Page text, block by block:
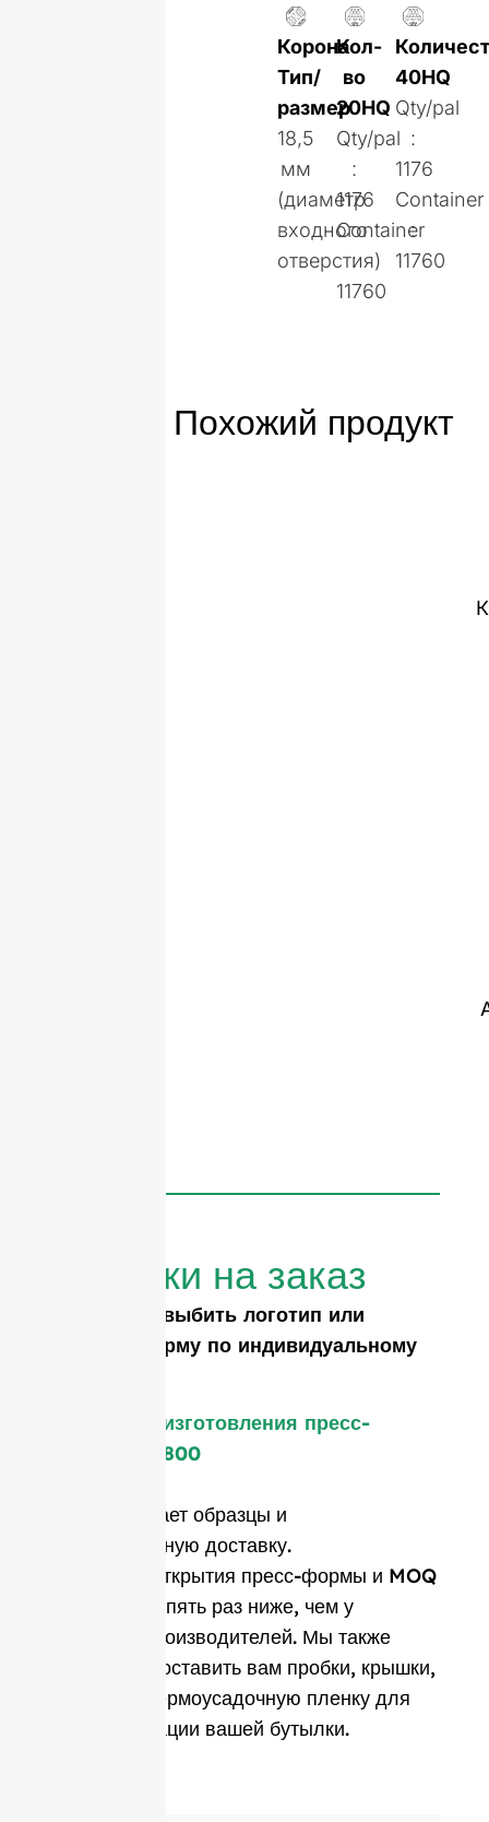
Корона
Тип/
размер
18,5
мм
(диаметр
входного
отверстия)
Кол-
во
20HQ
Qty/pal
:
1176
Container
:
11760
40HQ
Qty/pal
:
1176
Container
:
11760
Похожий продукт
Бутылки на заказ
Вам нужно выбить логотип или
сделать форму по индивидуальному
Стоимость изготовления пресс-
формы: $1 800
Цена включает образцы и
международную доставку.
Стоимость открытия пресс-формы и MOQ
в среднем в пять раз ниже, чем у
западных производителей. Мы также
можем предоставить вам пробки, крышки,
этикетки и термоусадочную пленку для
персонализации вашей бутылки.